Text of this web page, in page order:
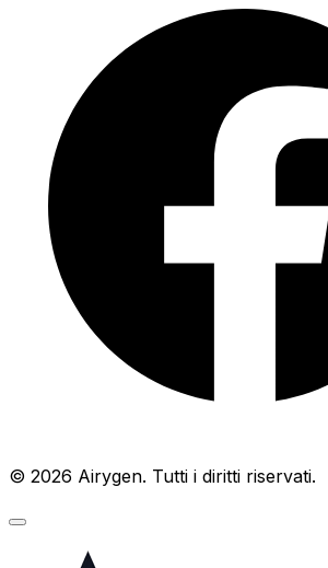
© 2026 Airygen. Tutti i diritti riservati.